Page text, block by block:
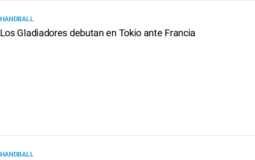
HANDBALL
Los Gladiadores debutan en Tokio ante Francia
HANDBALL